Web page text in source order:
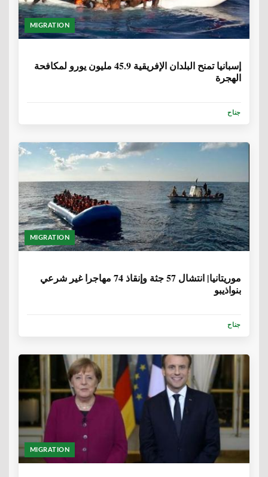
MIGRATION
إسبانيا تمنح البلدان الإفريقية 45.9 مليون يورو لمكافحة
الهجرة
جناح
MIGRATION
موريتانيا| انتشال 57 جثة وإنقاذ 74 مهاجرا غير شرعي
بنواذيبو
جناح
MIGRATION